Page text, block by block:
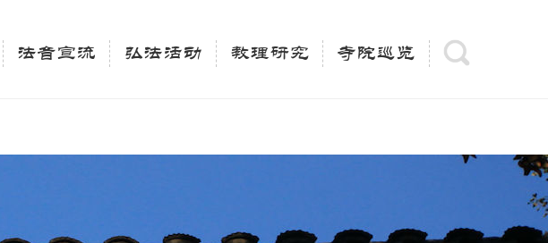
} $keywords = trim(strip_tags($keywords)); $description =
法音宣流 弘法活动 教理研究 寺院巡览